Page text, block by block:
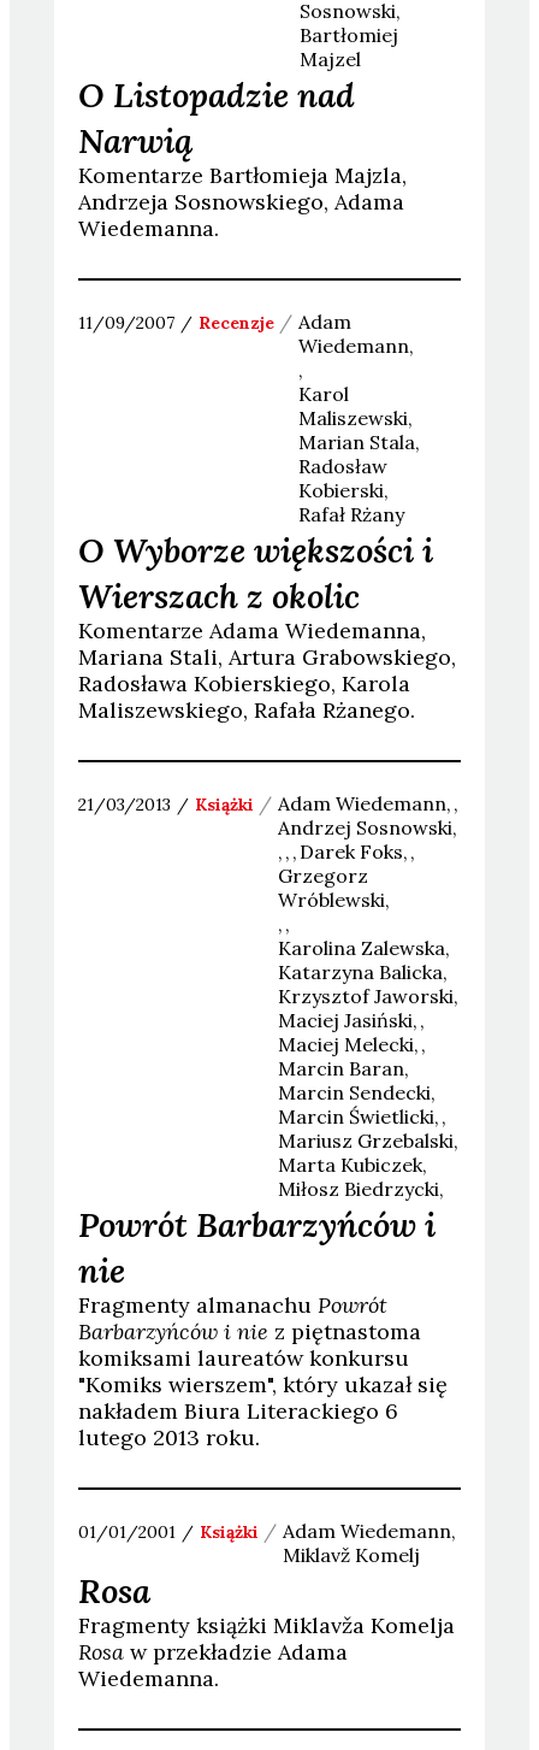
Sosnowski
Bartłomiej
Majzel
O Listopadzie nad
Narwią
Komentarze Bartłomieja Majzla,
Andrzeja Sosnowskiego, Adama
Wiedemanna.
11/09/2007 Recenzje
Adam
Wiedemann
Karol
Maliszewski
MarianStala
Radosław
Kobierski
RafałRżany
O Wyborze większości i
Wierszach z okolic
Komentarze Adama Wiedemanna,
Mariana Stali, Artura Grabowskiego,
Radosława Kobierskiego, Karola
Maliszewskiego, Rafała Rżanego.
21/03/2013 Książki AdamWiedemann
Andrzej Sosnowski
DarekFoks
Grzegorz
Wróblewski
KarolinaZalewska
KatarzynaBalicka
KrzysztofJaworski
Maciej Jasiński
Maciej Melecki
MarcinBaran
MarcinSendecki
MarcinŚwietlicki
Mariusz Grzebalski
MartaKubiczek
Miłosz Biedrzycki
Powrót Barbarzyńców i
nie
Fragmenty almanachu Powrót
Barbarzyńców i nie z piętnastoma
komiksami laureatów konkursu
"Komiks wierszem", który ukazał się
nakładem Biura Literackiego 6
lutego 2013 roku.
01/01/2001 Książki AdamWiedemann
MiklavžKomelj
Rosa
Fragmenty książki Miklavža Komelja
Rosaw przekładzie Adama
Wiedemanna.